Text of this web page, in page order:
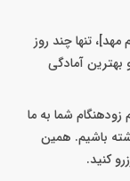
تنها چند روز
آمادگی
شما به ما
باشیم. همین
کنید.